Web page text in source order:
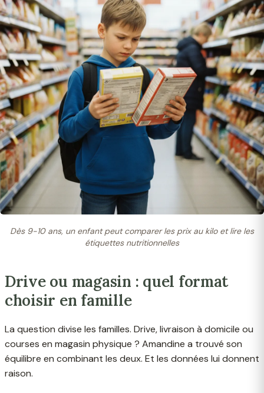
Dès 9-10 ans, un enfant peut comparer les prix au kilo et lire les
étiquettes nutritionnelles
Drive ou magasin : quel format
choisir en famille
La question divise les familles. Drive, livraison à domicile ou
courses en magasin physique ? Amandine a trouvé son
équilibre en combinant les deux. Et les données lui donnent
raison.